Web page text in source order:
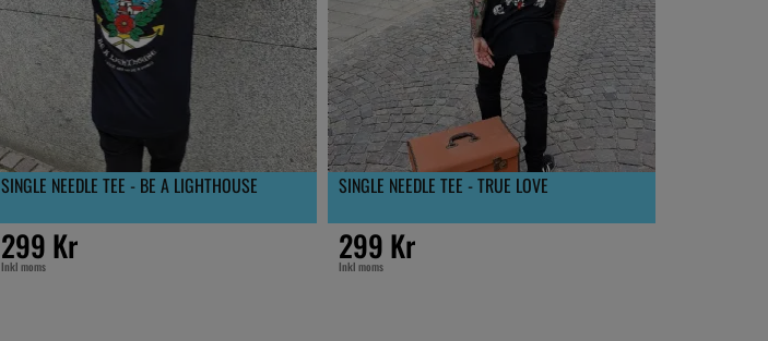
SINGLE NEEDLE TEE - BE A LIGHTHOUSE
299 Kr
Inkl moms
SINGLE NEEDLE TEE - TRUE LOVE
299 Kr
Inkl moms